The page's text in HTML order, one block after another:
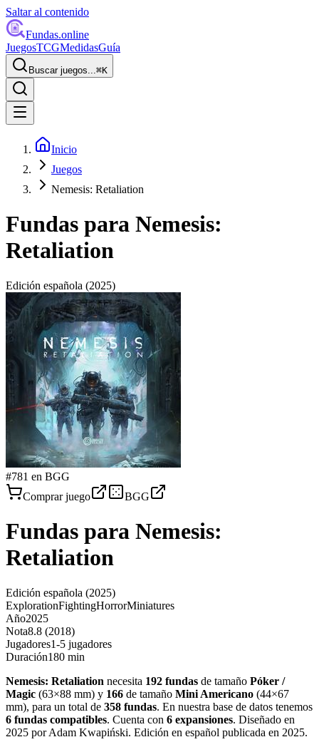
Saltar al contenido
Fundas.online
JuegosTCGMedidasGuía
Buscar juegos...⌘K
Inicio
Juegos
Nemesis: Retaliation
Fundas para Nemesis:
Retaliation
Edición española (2025)
#781 en BGG
Comprar juego
BGG
Fundas para Nemesis:
Retaliation
Edición española (2025)
ExplorationFightingHorrorMiniatures
Año2025
Nota8.8 (2018)
Jugadores1-5 jugadores
Duración180 min
Nemesis: Retaliation necesita 192 fundas de tamaño Póker /
Magic (63×88 mm) y 166 de tamaño Mini Americano (44×67
mm), para un total de 358 fundas. En nuestra base de datos tenemos
6 fundas compatibles. Cuenta con 6 expansiones. Diseñado en
2025 por Adam Kwapiński. Edición en español publicada en 2025.